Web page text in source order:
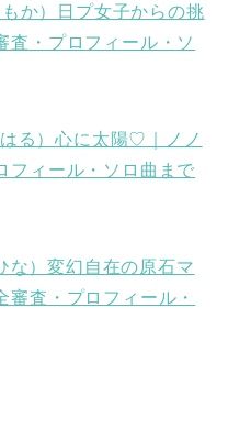
か）日プ女子からの挑
査・プロフィール・ソ
る）心に太陽♡｜ノノ
フィール・ソロ曲まで
な）変幻自在の原石マ
審査・プロフィール・